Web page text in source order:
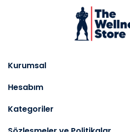
Kurumsal
Hesabım
Kategoriler